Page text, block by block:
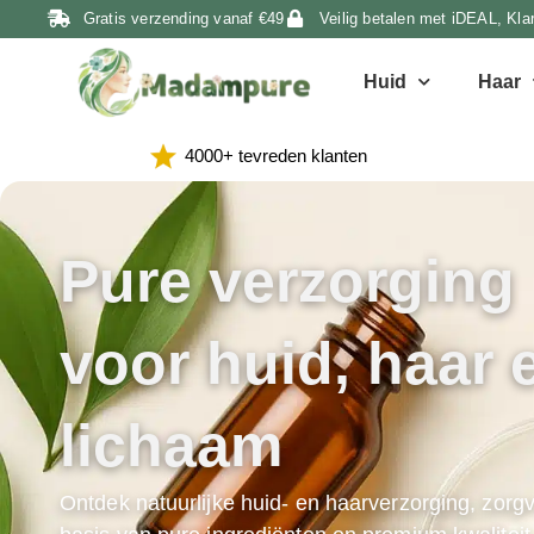
Gratis verzending vanaf €49 Veilig betalen met iDEAL,
Huid Haar
4000+ tevreden klanten
Pure verzorging
voor huid, haar
lichaam
Ontdek natuurlijke huid- en haarverzorging,